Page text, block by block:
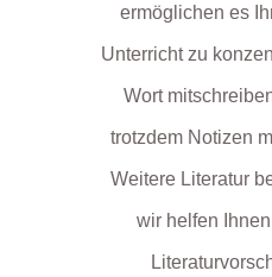
ermöglichen es
Unterricht zu
Wort
trotzdem Notizen
Weitere Literatur
wir helfen